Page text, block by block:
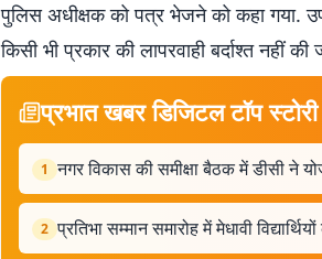
पुलिस अधीक्षक को पत्र भेजने को कहा गया.
किसी भी प्रकार की लापरवाही बर्दाश्त नहीं की
प्रभात खबर डिजिटल टॉप स्टोरी
1 नगर विकास की समीक्षा बैठक में डीसी ने
2 प्रतिभा सम्मान समारोह में मेधावी